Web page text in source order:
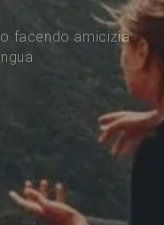
facendo amicizia